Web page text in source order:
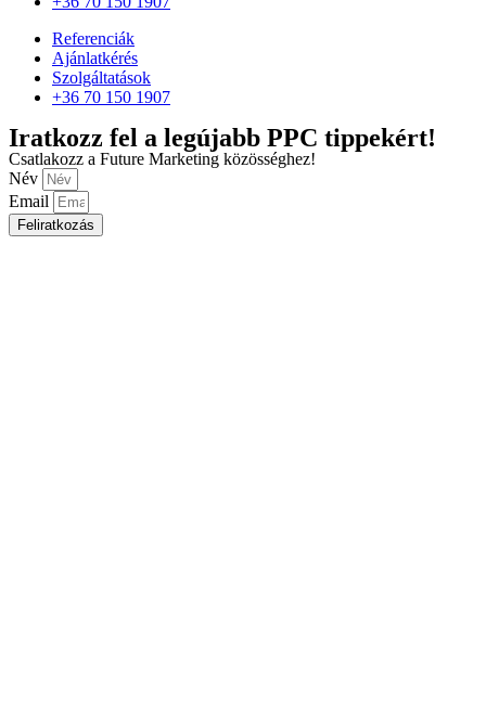
Referenciák
Ajánlatkérés
Szolgáltatások
+36 70 150 1907
Iratkozz fel a legújabb PPC tippekért!
Csatlakozz a Future Marketing közösséghez!
Név
Email
Feliratkozás